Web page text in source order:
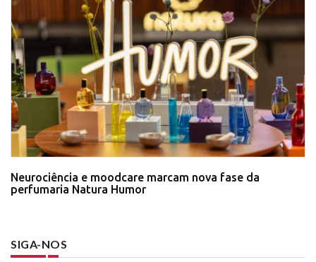
Neurociência e moodcare marcam nova fase da
perfumaria Natura Humor
SIGA-NOS